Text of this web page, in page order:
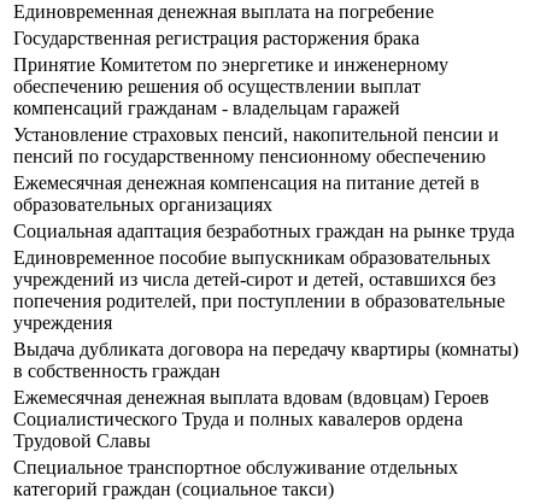
Единовременная денежная выплата на погребение
Государственная регистрация расторжения брака
Принятие Комитетом по энергетике и инженерному
обеспечению решения об осуществлении выплат
компенсаций гражданам - владельцам гаражей
Установление страховых пенсий, накопительной пенсии и
пенсий по государственному пенсионному обеспечению
Ежемесячная денежная компенсация на питание детей в
образовательных организациях
Социальная адаптация безработных граждан на рынке труда
Единовременное пособие выпускникам образовательных
учреждений из числа детей-сирот и детей, оставшихся без
попечения родителей, при поступлении в образовательные
учреждения
Выдача дубликата договора на передачу квартиры (комнаты)
в собственность граждан
Ежемесячная денежная выплата вдовам (вдовцам) Героев
Социалистического Труда и полных кавалеров ордена
Трудовой Славы
Специальное транспортное обслуживание отдельных
категорий граждан (социальное такси)